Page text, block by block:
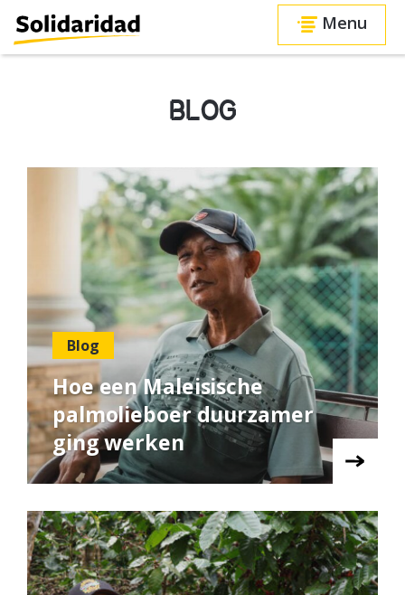
Menu
BLOG
Blog
Hoe een Maleisische
palmolieboer duurzamer
ging werken